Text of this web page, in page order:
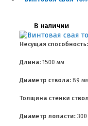
В наличии
Несущая способность:
Длина: 1500 мм
Диаметр ствола: 89
Толщина стенки
Диаметр лопасти: